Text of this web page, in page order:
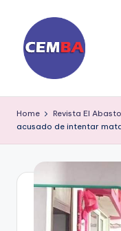
content
ia
ri
C
Home Revista El Abasto
acusado de intentar